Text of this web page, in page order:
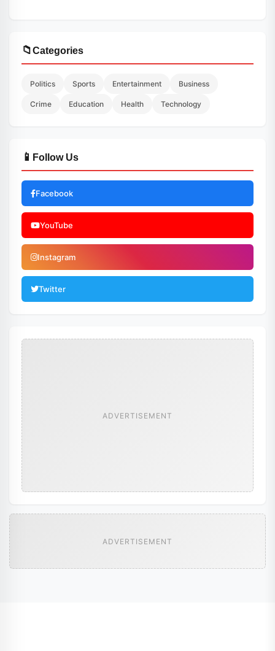
📁Categories
Politics Sports Entertainment Business
Crime Education Health Technology
📱 Follow Us
Facebook
YouTube
Instagram
Twitter
ADVERTISEMENT
ADVERTISEMENT